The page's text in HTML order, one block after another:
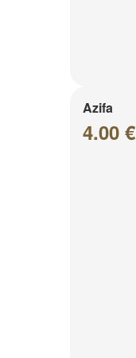
Azifa
4.00 €